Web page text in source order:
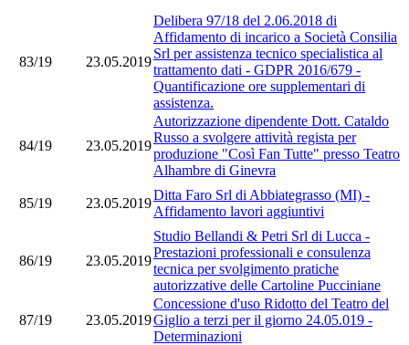
83/19 23.05.2019
Delibera 97/18 del 2.06.2018 di
Affidamento di incarico a Società Consilia
Srl per assistenza tecnico specialistica al
trattamento dati - GDPR 2016/679 -
Quantificazione ore supplementari di
assistenza.
84/19 23.05.2019
Autorizzazione dipendente Dott. Cataldo
Russo a svolgere attività regista per
produzione "Così Fan Tutte" presso Teatro
Alhambre di Ginevra
85/19 23.05.2019
Ditta Faro Srl di Abbiategrasso (MI) -
Affidamento lavori aggiuntivi
86/19 23.05.2019
Studio Bellandi & Petri Srl di Lucca -
Prestazioni professionali e consulenza
tecnica per svolgimento pratiche
autorizzative delle Cartoline Pucciniane
87/19 23.05.2019
Concessione d'uso Ridotto del Teatro del
Giglio a terzi per il giorno 24.05.019 -
Determinazioni